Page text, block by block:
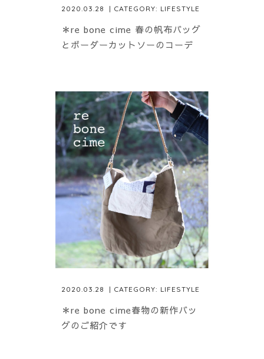
2020.03.28 | CATEGORY: LIFESTYLE
＊re bone cime 春の帆布バッグ
とボーダーカットソーのコーデ
2020.03.28 | CATEGORY: LIFESTYLE
＊re bone cime春物の新作バッ
グのご紹介です